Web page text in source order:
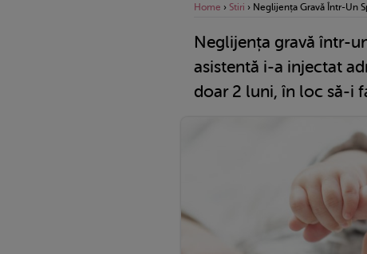
Home › Stiri › Neglijența Gravă Într-Un
Neglijența gravă într-
asistentă i-a injectat
doar 2 luni, în loc să-i